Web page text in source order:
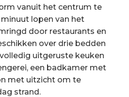
vanuit het centrum te
minuut lopen van het
door restaurants en
over drie bedden
uitgeruste keuken
een badkamer met
met uitzicht om te
strand.